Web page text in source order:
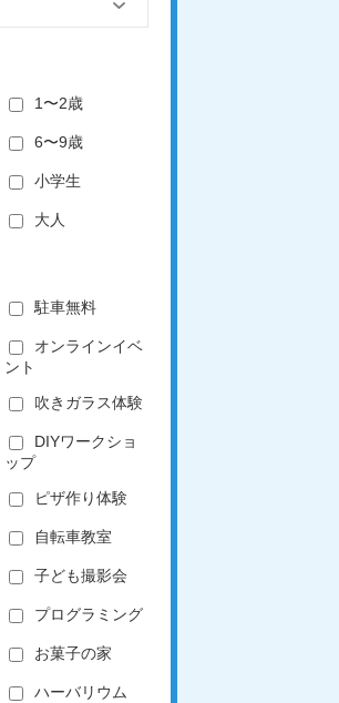
1〜2歳
6〜9歳
小学生
大人
駐車無料
オンラインイベ
ント
吹きガラス体験
DIYワークショ
ップ
ピザ作り体験
自転車教室
子ども撮影会
プログラミング
お菓子の家
ハーバリウム